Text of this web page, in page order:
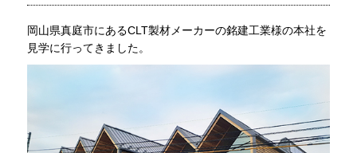
岡山県真庭市にあるCLT製材メーカーの銘建工業様の本社を
見学に行ってきました。